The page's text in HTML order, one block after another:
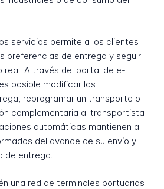
servicios permite a los clientes
preferencias de entrega y seguir
real. A través del portal de e-
posible modificar las
reprogramar un transporte o
complementaria al transportista
automáticas mantienen a
del avance de su envío y
de entrega.
una red de terminales portuarias